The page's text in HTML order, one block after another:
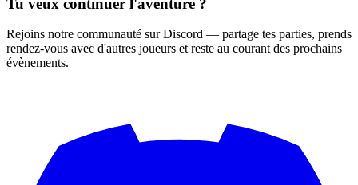
Rejoins notre communauté sur Discord — partage tes parties, prends
rendez-vous avec d'autres joueurs et reste au courant des prochains
évènements.